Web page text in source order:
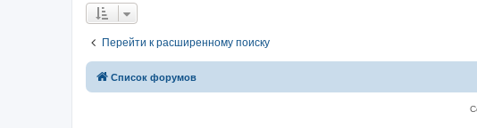
Перейти к расширенному поиску
Список форумов